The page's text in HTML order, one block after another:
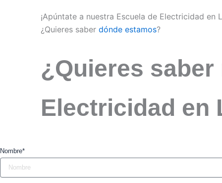
¡Apúntate a nuestra Escuela de Electricidad en
¿Quieres saber dónde estamos?
¿Quieres
Electricidad en
Nombre*